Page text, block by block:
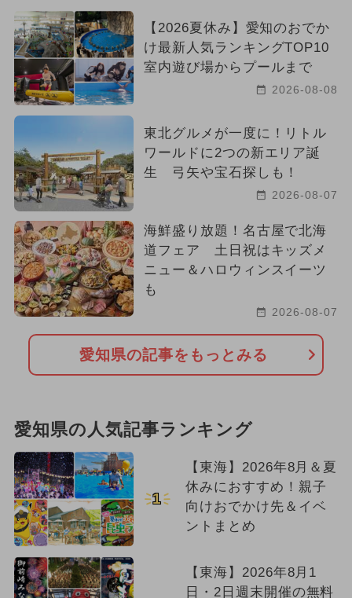
【2026夏休み】愛知のおでか
け最新人気ランキングTOP10
室内遊び場からプールまで
2026-08-08
東北グルメが一度に！リトル
ワールドに2つの新エリア誕
生 弓矢や宝石探しも！
2026-08-07
海鮮盛り放題！名古屋で北海
道フェア 土日祝はキッズメ
ニュー＆ハロウィンスイーツ
も
2026-08-07
愛知県の記事をもっとみる
愛知県の人気記事ランキング
1
【東海】2026年8月＆夏
休みにおすすめ！親子
向けおでかけ先＆イベ
ントまとめ
【東海】2026年8月1
日・2日週末開催の無料